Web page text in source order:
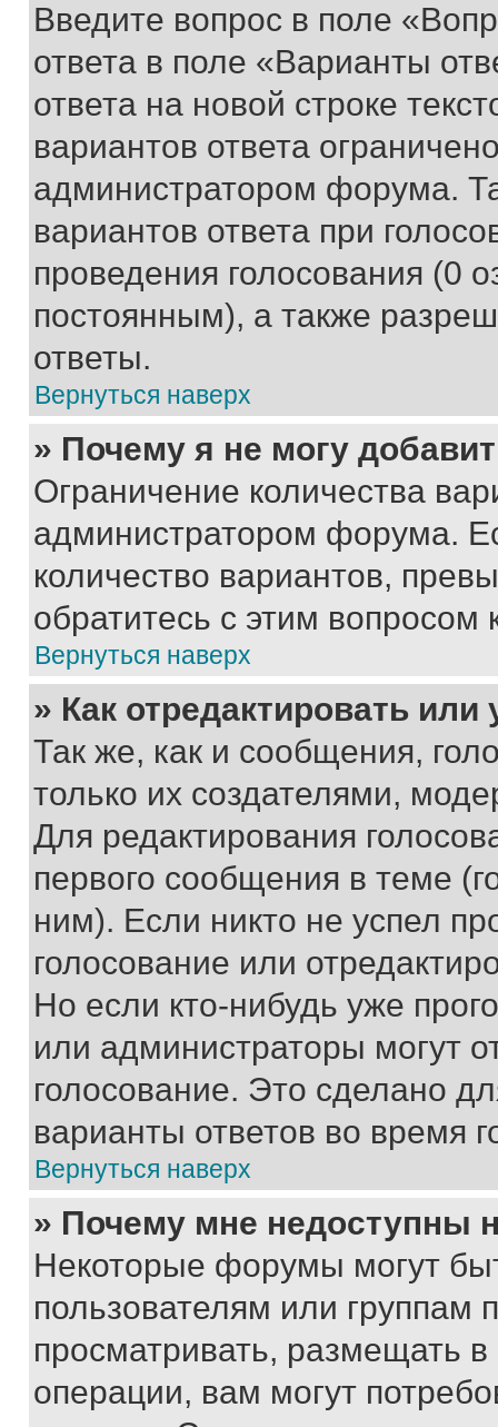
Введите вопрос в поле
ответа в поле «Варианты
ответа на новой строке
вариантов ответа
администратором форума.
вариантов ответа при
проведения голосования (0
постоянным), а также
ответы.
Вернуться наверх
» Почему я не могу
Ограничение количества
администратором форума.
количество вариантов,
обратитесь с этим вопросом
Вернуться наверх
» Как отредактировать
Так же, как и сообщения,
только их создателями,
Для редактирования
первого сообщения в теме
ним). Если никто не успел
голосование или
Но если кто-нибудь уже
или администраторы могут
голосование. Это сделано
варианты ответов во время
Вернуться наверх
» Почему мне недоступны
Некоторые форумы могут
пользователям или группам
просматривать, размещать
операции, вам могут